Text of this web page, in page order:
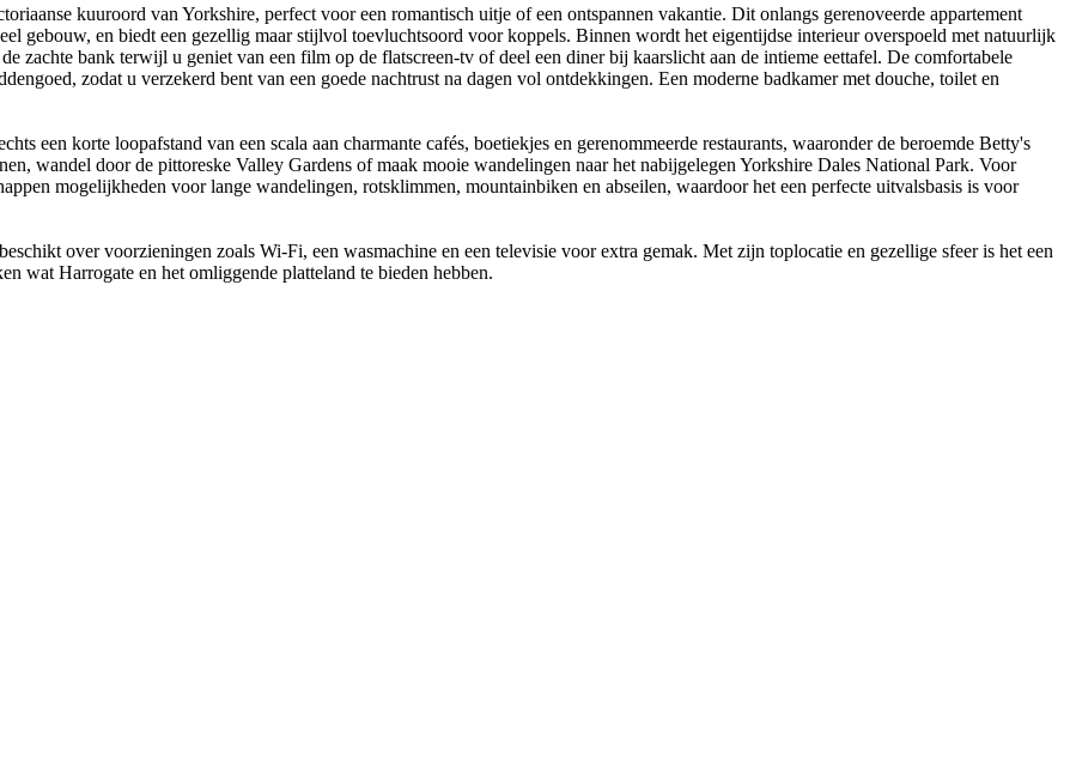
kuuroord van Yorkshire, perfect voor een romantisch uitje of een ontspannen vakantie. Dit onlangs gerenoveerde appartement
gebouw, en biedt een gezellig maar stijlvol toevluchtsoord voor koppels. Binnen wordt het eigentijdse interieur overspoeld met natuurlijk
zachte bank terwijl u geniet van een film op de flatscreen-tv of deel een diner bij kaarslicht aan de intieme eettafel. De comfortabele
zodat u verzekerd bent van een goede nachtrust na dagen vol ontdekkingen. Een moderne badkamer met douche, toilet en
een korte loopafstand van een scala aan charmante cafés, boetiekjes en gerenommeerde restaurants, waaronder de beroemde Betty's
wandel door de pittoreske Valley Gardens of maak mooie wandelingen naar het nabijgelegen Yorkshire Dales National Park. Voor
mogelijkheden voor lange wandelingen, rotsklimmen, mountainbiken en abseilen, waardoor het een perfecte uitvalsbasis is voor
over voorzieningen zoals Wi-Fi, een wasmachine en een televisie voor extra gemak. Met zijn toplocatie en gezellige sfeer is het een
wat Harrogate en het omliggende platteland te bieden hebben.